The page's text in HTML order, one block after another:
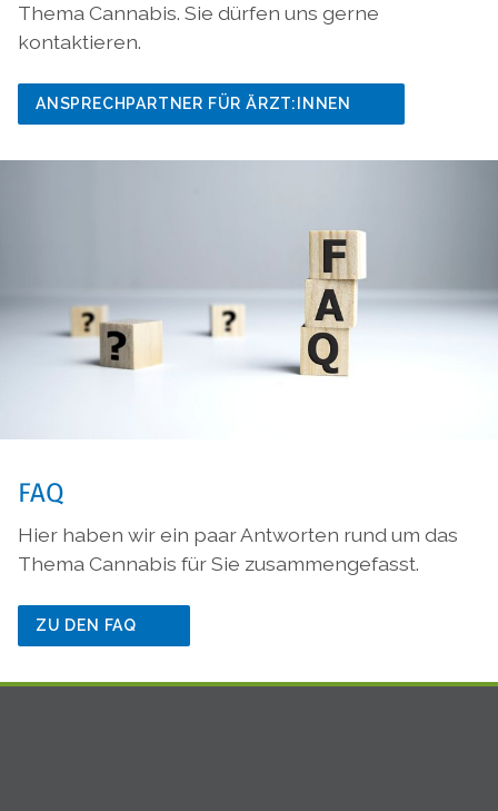
Thema Cannabis. Sie dürfen uns gerne
kontaktieren.
ANSPRECHPARTNER FÜR ÄRZT:INNEN
FAQ
Hier haben wir ein paar Antworten rund um das
Thema Cannabis für Sie zusammengefasst.
ZU DEN FAQ